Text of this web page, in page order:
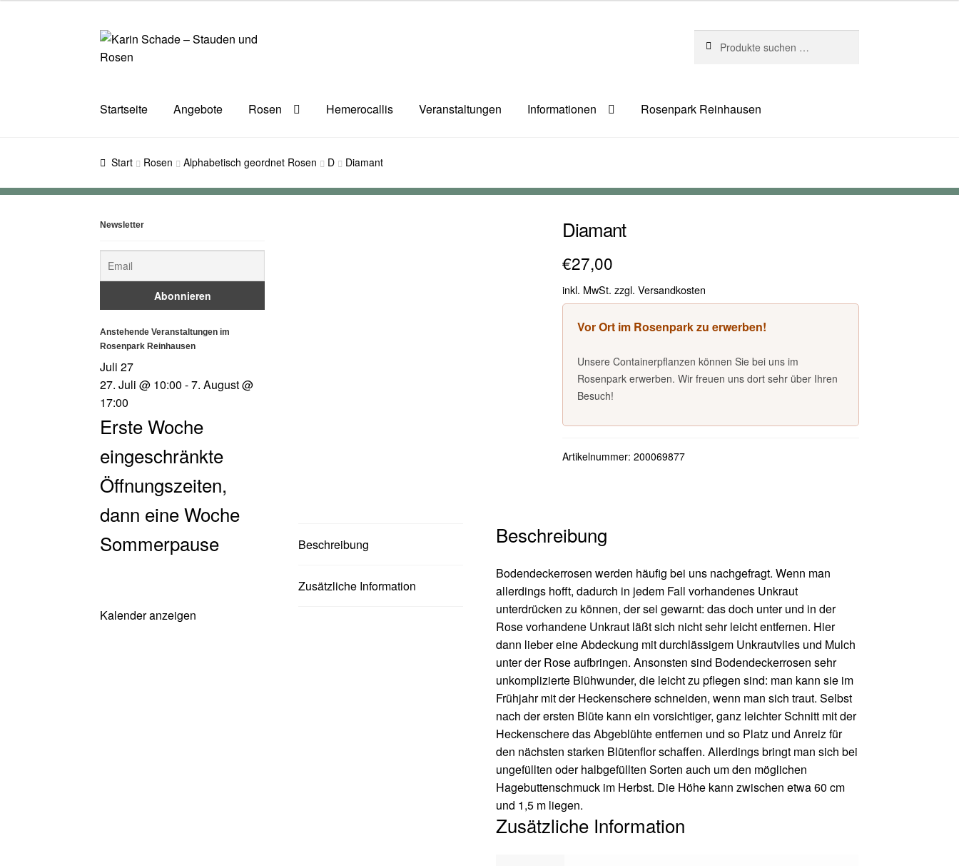
Zur
Navigation
Zum
Inhalt
nach:
Startseite Angebote Rosen Hemerocallis Veranstaltungen Informationen Rosenpark Reinhausen
Start Rosen Alphabetisch geordnet Rosen D Diamant
Diamant
€27,00
inkl. MwSt. zzgl. Versandkosten
Vor Ort im Rosenpark zu erwerben!
Unsere Containerpflanzen können Sie bei uns im
Rosenpark erwerben. Wir freuen uns dort sehr über Ihren
Besuch!
Artikelnummer: 200069877
Beschreibung
Zusätzliche Information
Beschreibung
Bodendeckerrosen werden häufig bei uns nachgefragt. Wenn man
allerdings hofft, dadurch in jedem Fall vorhandenes Unkraut
unterdrücken zu können, der sei gewarnt: das doch unter und in der
Rose vorhandene Unkraut läßt sich nicht sehr leicht entfernen. Hier
dann lieber eine Abdeckung mit durchlässigem Unkrautvlies und Mulch
unter der Rose aufbringen. Ansonsten sind Bodendeckerrosen sehr
unkomplizierte Blühwunder, die leicht zu pflegen sind: man kann sie im
Frühjahr mit der Heckenschere schneiden, wenn man sich traut. Selbst
nach der ersten Blüte kann ein vorsichtiger, ganz leichter Schnitt mit der
Heckenschere das Abgeblühte entfernen und so Platz und Anreiz für
den nächsten starken Blütenflor schaffen. Allerdings bringt man sich bei
ungefüllten oder halbgefüllten Sorten auch um den möglichen
Hagebuttenschmuck im Herbst. Die Höhe kann zwischen etwa 60 cm
und 1,5 m liegen.
Zusätzliche Information
Newsletter
Anstehende Veranstaltungen im
Rosenpark Reinhausen
Juli27
27. Juli @ 10:00 -7. August @
17:00
Erste Woche
eingeschränkte
Öffnungszeiten,
dann eine Woche
Sommerpause
Kalender anzeigen